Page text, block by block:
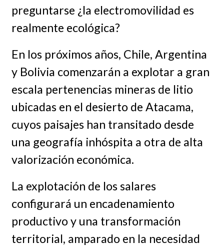
preguntarse ¿la electromovilidad es
realmente ecológica?
En los próximos años, Chile, Argentina
y Bolivia comenzarán a explotar a gran
escala pertenencias mineras de litio
ubicadas en el desierto de Atacama,
cuyos paisajes han transitado desde
una geografía inhóspita a otra de alta
valorización económica.
La explotación de los salares
configurará un encadenamiento
productivo y una transformación
territorial, amparado en la necesidad